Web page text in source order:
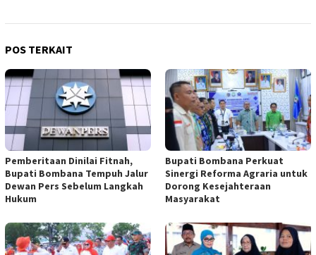
POS TERKAIT
Pemberitaan Dinilai Fitnah,
Bupati Bombana Tempuh Jalur
Dewan Pers Sebelum Langkah
Hukum
Bupati Bombana Perkuat
Sinergi Reforma Agraria untuk
Dorong Kesejahteraan
Masyarakat